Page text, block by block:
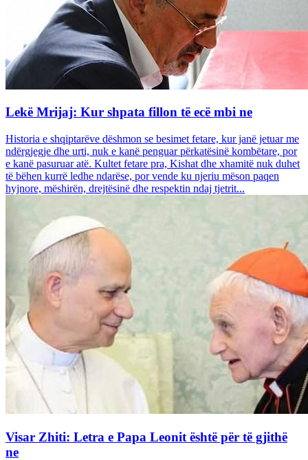
Lekë Mrijaj: Kur shpata fillon të ecë mbi ne
Historia e shqiptarëve dëshmon se besimet fetare, kur janë jetuar me
ndërgjegje dhe urti, nuk e kanë penguar përkatësinë kombëtare, por
e kanë pasuruar atë. Kultet fetare pra, Kishat dhe xhamitë nuk duhet
të bëhen kurrë ledhe ndarëse, por vende ku njeriu mëson paqen
hyjnore, mëshirën, drejtësinë dhe respektin ndaj tjetrit...
Visar Zhiti: Letra e Papa Leonit është për të gjithë
ne